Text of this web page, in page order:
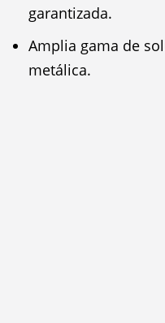
garantizada.
Amplia gama de
metálica.